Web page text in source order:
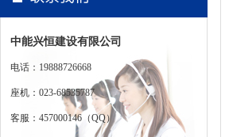
中能兴恒建设有限公司
电话：19888726668
座机：023-68535787
客服：457000146（QQ）